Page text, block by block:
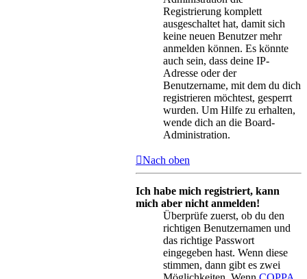
Registrierung komplett
ausgeschaltet hat, damit sich
keine neuen Benutzer mehr
anmelden können. Es könnte
auch sein, dass deine IP-
Adresse oder der
Benutzername, mit dem du dich
registrieren möchtest, gesperrt
wurden. Um Hilfe zu erhalten,
wende dich an die Board-
Administration.
Nach oben
Ich habe mich registriert, kann
mich aber nicht anmelden!
Überprüfe zuerst, ob du den
richtigen Benutzernamen und
das richtige Passwort
eingegeben hast. Wenn diese
stimmen, dann gibt es zwei